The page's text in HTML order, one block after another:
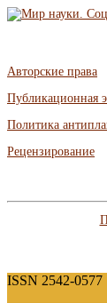
Авторские права
Публикационная
Политика
Рецензирование
ISSN 2542-0577